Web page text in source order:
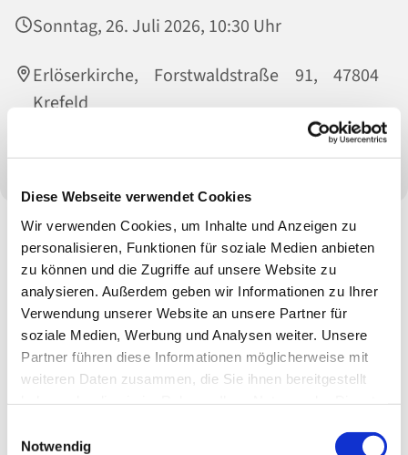
Diese Webseite verwendet Cookies
Wir verwenden Cookies, um Inhalte und Anzeigen zu
personalisieren, Funktionen für soziale Medien anbieten
zu können und die Zugriffe auf unsere Website zu
analysieren. Außerdem geben wir Informationen zu Ihrer
Verwendung unserer Website an unsere Partner für
soziale Medien, Werbung und Analysen weiter. Unsere
Partner führen diese Informationen möglicherweise mit
weiteren Daten zusammen, die Sie ihnen bereitgestellt
Notwendig
Sonntag, 26. Juli 2026, 10:30 Uhr
Erlöserkirche, Forstwaldstraße 91, 47804
Krefeld
Pfarrerin Bowinkelmann